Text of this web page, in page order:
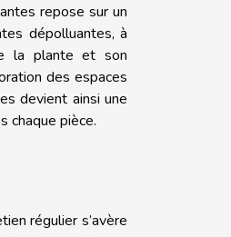
repose sur un
dépolluantes, à
la plante et son
des espaces
devient ainsi une
chaque pièce.
régulier s’avère